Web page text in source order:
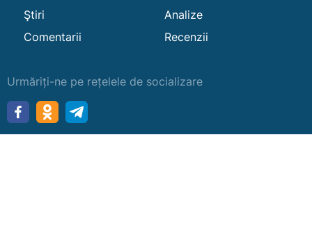
Ştiri
Analize
Comentarii
Recenzii
Urmăriți-ne pe rețelele de socializare